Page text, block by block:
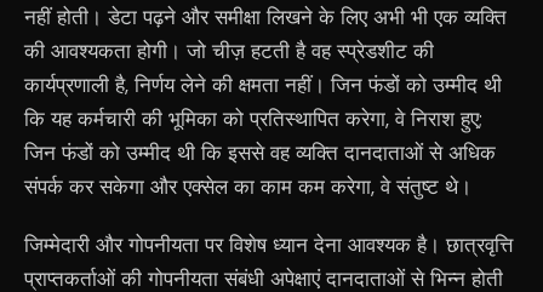
नहीं होती। डेटा पढ़ने और समीक्षा लिखने के लिए अभी भी एक व्यक्ति
की आवश्यकता होगी। जो चीज़ हटती है वह स्प्रेडशीट की
कार्यप्रणाली है, निर्णय लेने की क्षमता नहीं। जिन फंडों को उम्मीद थी
कि यह कर्मचारी की भूमिका को प्रतिस्थापित करेगा, वे निराश हुए;
जिन फंडों को उम्मीद थी कि इससे वह व्यक्ति दानदाताओं से अधिक
संपर्क कर सकेगा और एक्सेल का काम कम करेगा, वे संतुष्ट थे।
जिम्मेदारी और गोपनीयता पर विशेष ध्यान देना आवश्यक है। छात्रवृत्ति
प्राप्तकर्ताओं की गोपनीयता संबंधी अपेक्षाएं दानदाताओं से भिन्न होती